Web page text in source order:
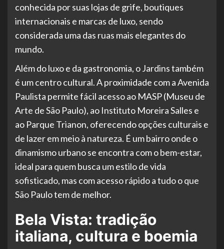
conhecida por suas lojas de grife, boutiques
internacionais e marcas de luxo, sendo
considerada uma das ruas mais elegantes do
mundo.
Além do luxo e da gastronomia, o Jardins também
é um centro cultural. A proximidade com a Avenida
Paulista permite fácil acesso ao MASP (Museu de
Arte de São Paulo), ao Instituto Moreira Salles e
ao Parque Trianon, oferecendo opções culturais e
de lazer em meio à natureza. É um bairro onde o
dinamismo urbano se encontra com o bem-estar,
ideal para quem busca um estilo de vida
sofisticado, mas com acesso rápido a tudo o que
São Paulo tem de melhor.
Bela Vista: tradição
italiana, cultura e boemia